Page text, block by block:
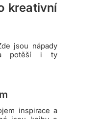
kreativní
jsou nápady
a potěší i ty
inspirace a